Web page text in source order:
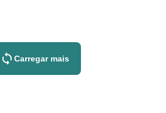
Carregar mais